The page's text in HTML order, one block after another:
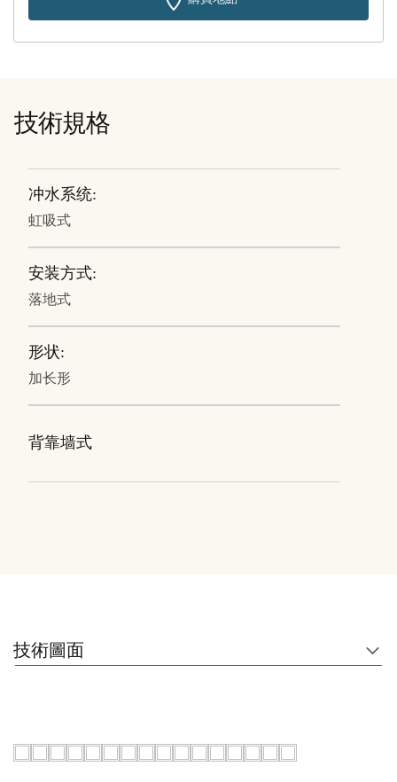
技術規格
冲水系统:
虹吸式
安装方式:
落地式
形状:
加长形
背靠墙式
技術圖面